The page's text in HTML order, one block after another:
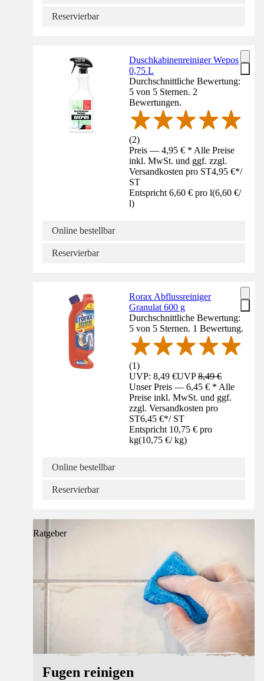
Reservierbar
Duschkabinenreiniger Wepos
0,75 L
Durchschnittliche Bewertung:
5 von 5 Sternen. 2
Bewertungen.
(2)
Preis — 4,95 € * Alle Preise
inkl. MwSt. und ggf. zzgl.
Versandkosten pro ST4,95 €*/
ST
Entspricht 6,60 € pro l(6,60 €/
l)
Online bestellbar
Reservierbar
Rorax Abflussreiniger
Granulat 600 g
Durchschnittliche Bewertung:
5 von 5 Sternen. 1 Bewertung.
(1)
UVP: 8,49 €UVP8,49 €
Unser Preis — 6,45 € * Alle
Preise inkl. MwSt. und ggf.
zzgl. Versandkosten pro
ST6,45 €*/ ST
Entspricht 10,75 € pro
kg(10,75 €/ kg)
Online bestellbar
Reservierbar
Ratgeber
Fugen reinigen